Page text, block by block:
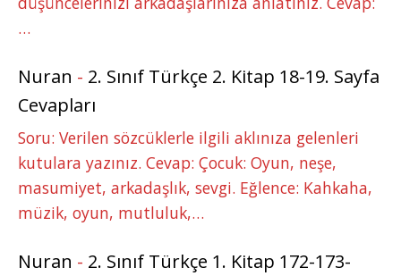
…
Nuran - 2. Sınıf Türkçe 2. Kitap 18-19. Sayfa
Cevapları
Soru: Verilen sözcüklerle ilgili aklınıza gelenleri
kutulara yazınız. Cevap: Çocuk: Oyun, neşe,
masumiyet, arkadaşlık, sevgi. Eğlence: Kahkaha,
müzik, oyun, mutluluk,…
Nuran - 2. Sınıf Türkçe 1. Kitap 172-173-